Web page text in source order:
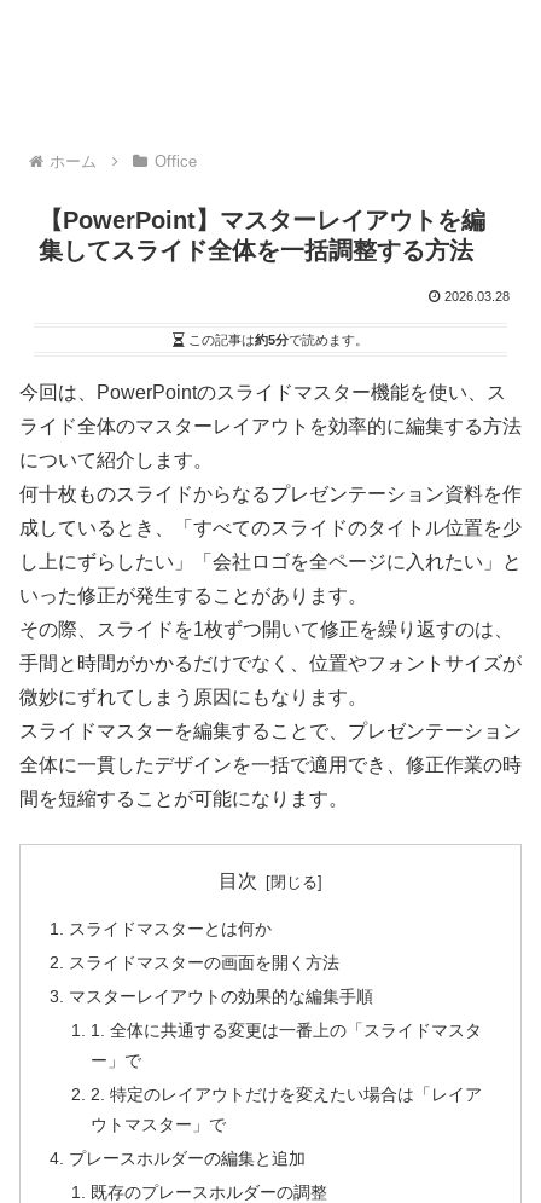
ホーム Office
【PowerPoint】マスターレイアウトを編
集してスライド全体を一括調整する方法
2026.03.28
この記事は約5分で読めます。
今回は、PowerPointのスライドマスター機能を使い、ス
ライド全体のマスターレイアウトを効率的に編集する方法
について紹介します。
何十枚ものスライドからなるプレゼンテーション資料を作
成しているとき、「すべてのスライドのタイトル位置を少
し上にずらしたい」「会社ロゴを全ページに入れたい」と
いった修正が発生することがあります。
その際、スライドを1枚ずつ開いて修正を繰り返すのは、
手間と時間がかかるだけでなく、位置やフォントサイズが
微妙にずれてしまう原因にもなります。
スライドマスターを編集することで、プレゼンテーション
全体に一貫したデザインを一括で適用でき、修正作業の時
間を短縮することが可能になります。
目次
スライドマスターとは何か
スライドマスターの画面を開く方法
マスターレイアウトの効果的な編集手順
1. 全体に共通する変更は一番上の「スライドマスタ
ー」で
2. 特定のレイアウトだけを変えたい場合は「レイア
ウトマスター」で
プレースホルダーの編集と追加
既存のプレースホルダーの調整